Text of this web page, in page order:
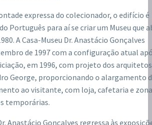
expressa do colecionador, o edifício é
Português para aí se criar um Museu que
A Casa-Museu Dr. Anastácio Gonçalves
de 1997 com a configuração atual
em 1996, com projeto dos arquitetos
George, proporcionando o alargamento
ao visitante, com loja, cafetaria e zona
temporárias.
Anastácio Gonçalves regressa às